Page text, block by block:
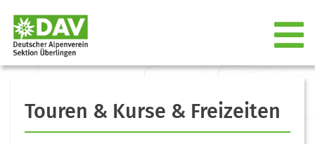
Touren & Kurse & Freizeiten